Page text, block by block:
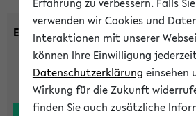
Einrichtung:
verwenden wir Cookies und
Interaktionen mit unserer
können Ihre Einwilligung
Datenschutzerklärung einsehen
Wirkung für die Zukunft
finden Sie auch zusätzliche